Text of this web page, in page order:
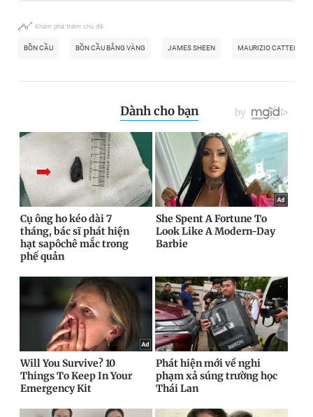
Khám phá thêm chủ đề
BỒN CẦU BỒN CẦU BẰNG VÀNG JAMES SHEEN MAURIZIO CATTELAN